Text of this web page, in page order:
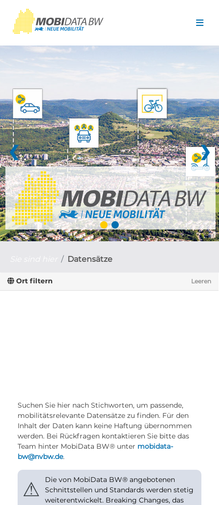
❮ ❯
Datensätze
Ort filtern Leeren
Suchen Sie hier nach Stichworten, um passende,
mobilitätsrelevante Datensätze zu finden. Für den
Inhalt der Daten kann keine Haftung übernommen
werden. Bei Rückfragen kontaktieren Sie bitte das
Team hinter MobiData BW® unter mobidata-
bw@nvbw.de.
⚠
Die von MobiData BW® angebotenen
Schnittstellen und Standards werden stetig
weiterentwickelt. Breaking Changes, das